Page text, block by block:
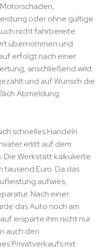
oder ohne gültige
nicht fahrbereite
übernommen und
erfolgt nach einer
anschließend wird
und auf Wunsch die
Abmeldung
schnelles Handeln
erlitt auf dem
. Die Werkstatt kalkulierte
Euro. Da das
aufwies,
Nach einer
das Auto noch am
ersparte ihm nicht nur
auch den
Privatverkaufs mit